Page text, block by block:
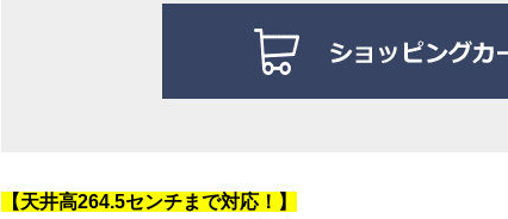
【天井高264.5センチまで対応！ 】